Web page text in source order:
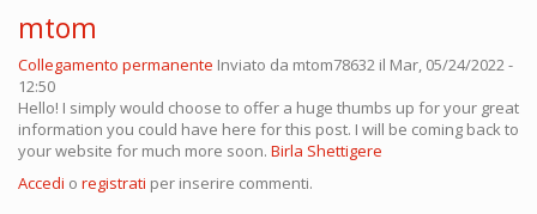
mtom
Collegamento permanente Inviato da mtom78632 il Mar, 05/24/2022 -
12:50
Hello! I simply would choose to offer a huge thumbs up for your great
information you could have here for this post. I will be coming back to
your website for much more soon. Birla Shettigere
Accedi o registrati per inserire commenti.